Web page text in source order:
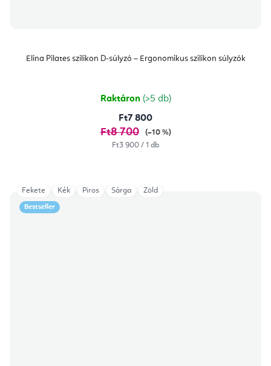
Elina Pilates szilikon D-súlyzó – Ergonomikus szilikon súlyzók
Raktáron (>5 db)
Ft7 800
Ft8 700
(–10 %)
Egységár:
Ft3 900 / 1 db
Bestseller
Fekete Kék Piros Sárga Zöld